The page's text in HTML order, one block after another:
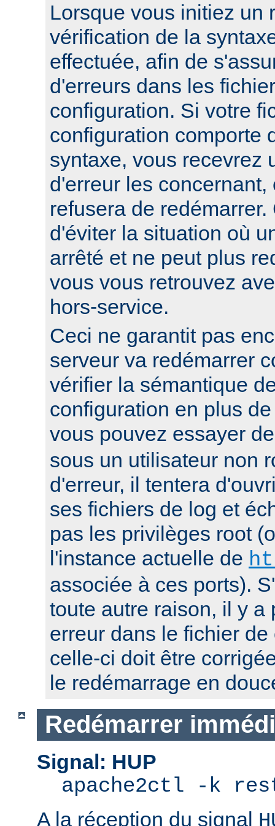
Lorsque vous initiez un
vérification de la
effectuée, afin de
d'erreurs dans les
configuration. Si votre
configuration comporte
syntaxe, vous recevrez
d'erreur les concernant,
refusera de
d'éviter la situation où
arrêté et ne peut plus
vous vous retrouvez
hors-service.
Ceci ne garantit pas
serveur va redémarrer
vérifier la sémantique
configuration en plus
vous pouvez essayer
sous un utilisateur non
d'erreur, il tentera
ses fichiers de log et
pas les privilèges root
l'instance actuelle de
associée à ces ports).
toute autre raison, il y a
erreur dans le fichier
celle-ci doit être
le redémarrage en
Redémarrer
Signal: HUP
apache2ctl -k
A la réception du signal